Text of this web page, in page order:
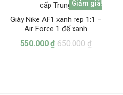
Giảm giá!
Giày Nike AF1 xanh rep 1:1 –
Air Force 1 đế xanh
650.000₫
550.000 ₫